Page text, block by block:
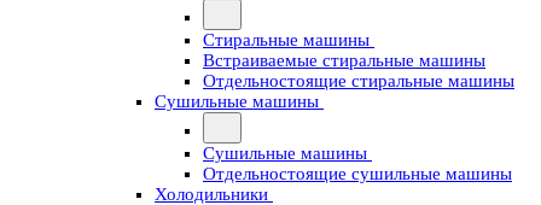
Стиральные машины
Встраиваемые стиральные машины
Отдельностоящие стиральные машины
Сушильные машины
Сушильные машины
Отдельностоящие сушильные машины
Холодильники